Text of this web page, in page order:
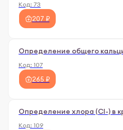
Код: 73
207 ₽
Определение общего
Код: 107
265 ₽
Определение хлора (Сl-) в
Код: 109